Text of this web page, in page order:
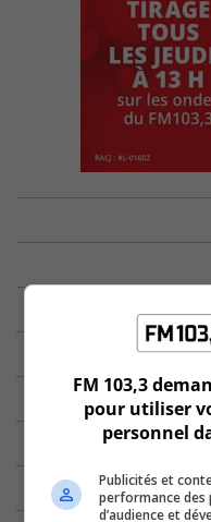
FM 103,3
pour utiliser
personnel
Publicités et
performance des
d’audience et